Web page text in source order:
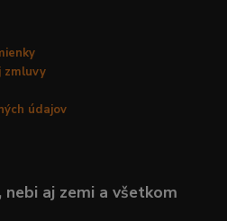
zmluvy
údajov
aj zemi a všetkom